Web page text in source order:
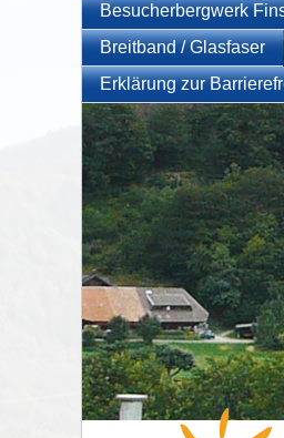
Besucherbergwerk
Breitband / Glasfaser
Erklärung zur